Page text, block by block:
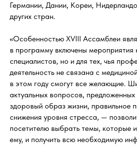
Германии, Дании, Кореи,
других стран.
«Особенностью XVIII Ассамблеи
в программу включены мероприятия
специалистов, но и для тех, чья
деятельность не связана с
в этом году смогут все желающие.
актуальных вопросов,
здоровый образ жизни, правильное
снижения уровня стресса, —
посетителю выбрать темы, которые
ему, и получить всю необходимую